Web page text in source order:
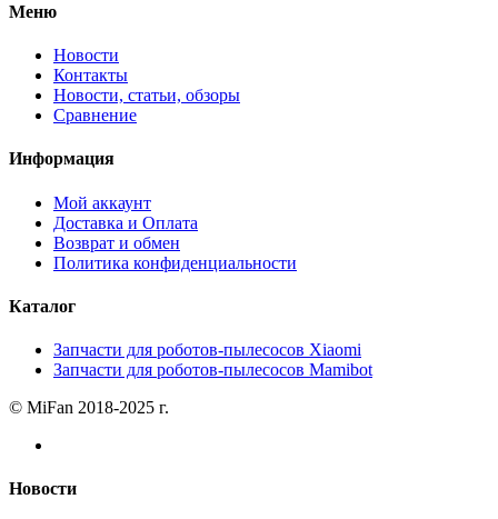
Меню
Новости
Контакты
Новости, статьи, обзоры
Сравнение
Информация
Мой аккаунт
Доставка и Оплата
Возврат и обмен
Политика конфиденциальности
Каталог
Запчасти для роботов-пылесосов Xiaomi
Запчасти для роботов-пылесосов Mamibot
© MiFan 2018-2025 г.
Новости